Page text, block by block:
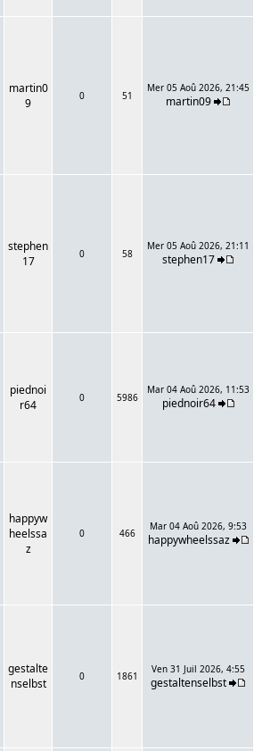
martin0
9
0 51
Mer 05 Aoû 2026, 21:45
martin09
stephen
17
0 58
Mer 05 Aoû 2026, 21:11
stephen17
piednoi
r64
0 5986
Mar 04 Aoû 2026, 11:53
piednoir64
happyw
heelssa
z
0 466
Mar 04 Aoû 2026, 9:53
happywheelssaz
gestalte
nselbst
0 1861
Ven 31 Juil 2026, 4:55
gestaltenselbst